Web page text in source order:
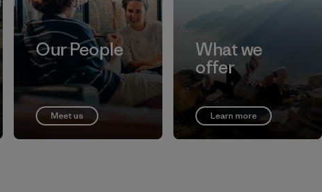
Our People
Meet us
What we
offer
Learn more